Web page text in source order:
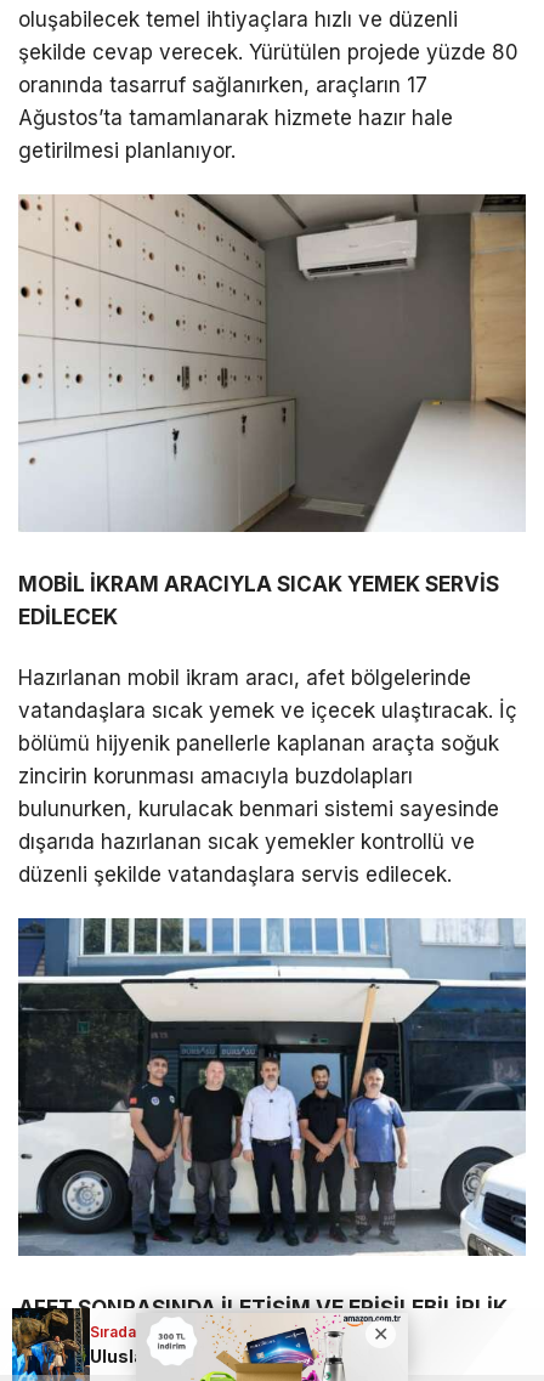
oluşabilecek temel ihtiyaçlara hızlı ve düzenli
şekilde cevap verecek. Yürütülen projede yüzde 80
oranında tasarruf sağlanırken, araçların 17
Ağustos’ta tamamlanarak hizmete hazır hale
getirilmesi planlanıyor.
MOBİL İKRAM ARACIYLA SICAK YEMEK SERVİS
EDİLECEK
Hazırlanan mobil ikram aracı, afet bölgelerinde
vatandaşlara sıcak yemek ve içecek ulaştıracak. İç
bölümü hijyenik panellerle kaplanan araçta soğuk
zincirin korunması amacıyla buzdolapları
bulunurken, kurulacak benmari sistemi sayesinde
dışarıda hazırlanan sıcak yemekler kontrollü ve
düzenli şekilde vatandaşlara servis edilecek.
AFET SONRASINDA İLETİŞİM VE ERİŞİLEBİLİRLİK
DESTEKLENECEK
Sıradaki Haber